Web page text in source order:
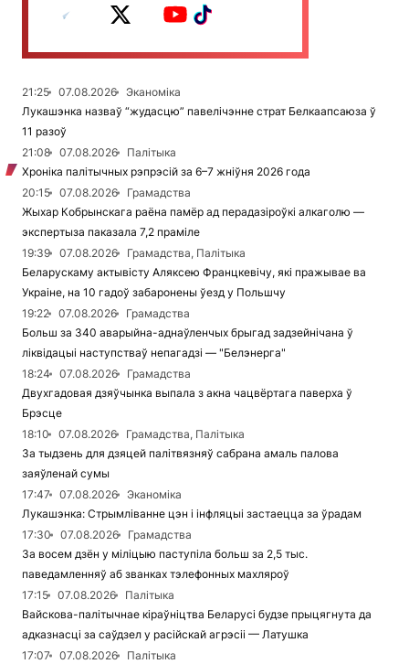
21:25 07.08.2026
Эканоміка
Лукашэнка назваў “жудасцю” павелічэнне страт Белкаапсаюза ў
11 разоў
21:08
07.08.2026
Палітыка
Хроніка палітычных рэпрэсій за 6–7 жніўня 2026 года
20:15
07.08.2026
Грамадства
Жыхар Кобрынскага раёна памёр ад перадазіроўкі алкаголю —
экспертыза паказала 7,2 праміле
19:39
07.08.2026
Грамадства, Палітыка
Беларускаму актывісту Аляксею Францкевічу, які пражывае ва
Украіне, на 10 гадоў забаронены ўезд у Польшчу
19:22
07.08.2026
Грамадства
Больш за 340 аварыйна-аднаўленчых брыгад задзейнічана ў
ліквідацыі наступстваў непагадзі — "Белэнерга"
18:24
07.08.2026
Грамадства
Двухгадовая дзяўчынка выпала з акна чацвёртага паверха ў
Брэсце
18:10
07.08.2026
Грамадства, Палітыка
За тыдзень для дзяцей палітвязняў сабрана амаль палова
заяўленай сумы
17:47
07.08.2026
Эканоміка
Лукашэнка: Стрымліванне цэн і інфляцыі застаецца за ўрадам
17:30
07.08.2026
Грамадства
За восем дзён у міліцыю паступіла больш за 2,5 тыс.
паведамленняў аб званках тэлефонных махляроў
17:15
07.08.2026
Палітыка
Вайскова-палітычнае кіраўніцтва Беларусі будзе прыцягнута да
адказнасці за саўдзел у расійскай агрэсіі — Латушка
17:07
07.08.2026
Палітыка